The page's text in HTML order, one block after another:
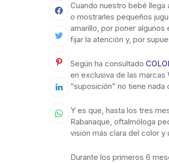
Cuando nuestro bebé
o mostrarles pequeños
amarillo, por poner
fijar la atención y, por
Según ha consultado
en exclusiva de las
“suposición” no tiene
Y es que, hasta los tres
Rabanaque, oftalmóloga
visión más clara del color y
Durante los primeros 6